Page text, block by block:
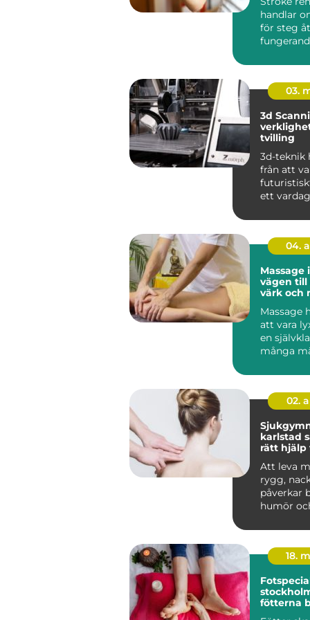
handlar
för steg
03.
3d Scanning
tvilling
3d-teknik
från att
ett
04.
Massage
vägen
värk och
Massage
att vara
en
många
02.
karlstad så hittar du
rätt hjälp
Att leva
rygg,
påverkar
humör
18.
stockholm
fötterna